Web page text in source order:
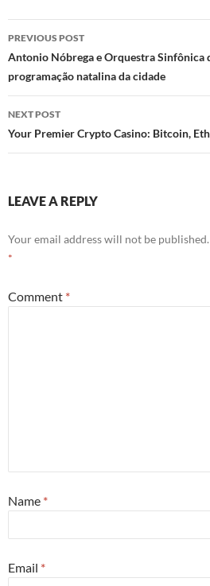
Post
navigation
PREVIOUS POST
Antonio Nóbrega e Orquestra Sinfônica
programação natalina da cidade
NEXT POST
Your Premier Crypto Casino: Bitcoin,
LEAVE A REPLY
Your email address will not be published.
*
Comment *
Name *
Email *